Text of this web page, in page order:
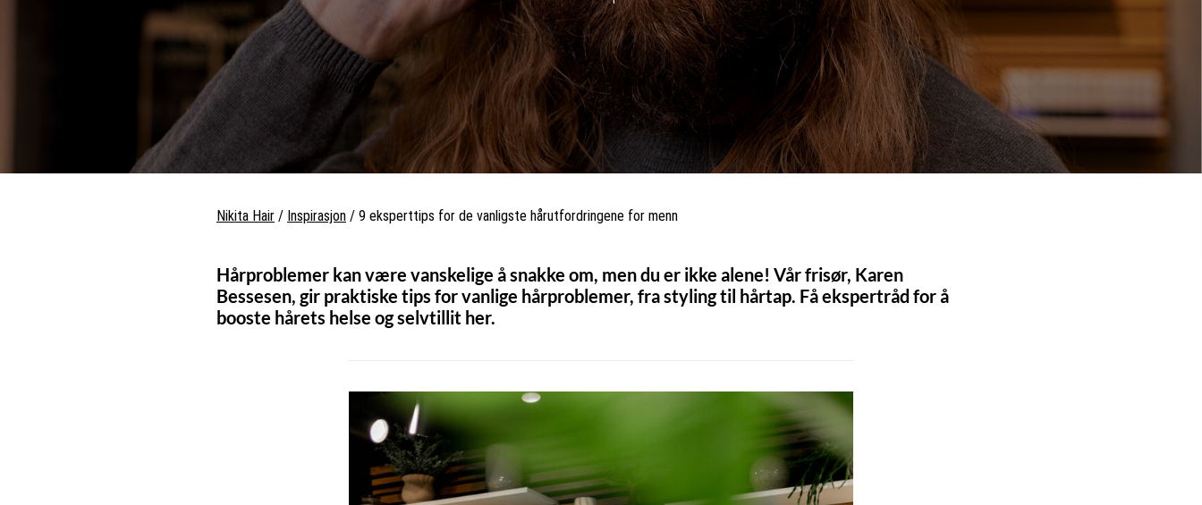
Nikita Hair / Inspirasjon / 9 eksperttips for de vanligste hårutfordringene for menn
Hårproblemer kan være vanskelige å snakke om, men du er ikke alene! Vår frisør, Karen
Bessesen, gir praktiske tips for vanlige hårproblemer, fra styling til hårtap. Få ekspertråd for å
booste hårets helse og selvtillit her.